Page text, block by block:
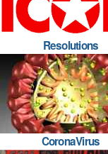
Resolutions
CoronaVirus